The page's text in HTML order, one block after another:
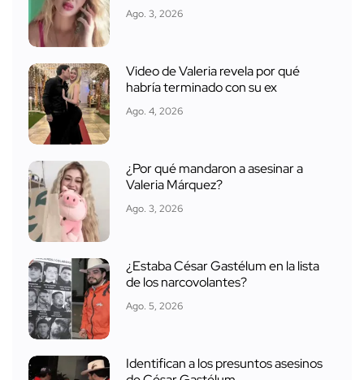
Ago. 3, 2026
Video de Valeria revela por qué
habría terminado con su ex
Ago. 4, 2026
¿Por qué mandaron a asesinar a
Valeria Márquez?
Ago. 3, 2026
¿Estaba César Gastélum en la lista
de los narcovolantes?
Ago. 5, 2026
Identifican a los presuntos asesinos